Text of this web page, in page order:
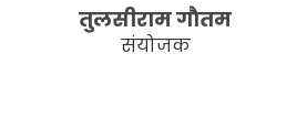
तुलसीराम गाैतम
संयोजक